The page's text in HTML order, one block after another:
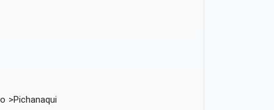
Pichanaqui